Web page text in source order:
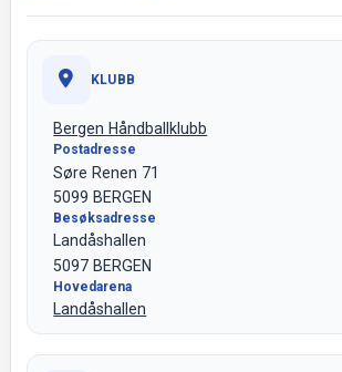
KLUBB
Bergen Håndballklubb
Postadresse
Søre Renen 71
5099 BERGEN
Besøksadresse
Landåshallen
5097 BERGEN
Hovedarena
Landåshallen